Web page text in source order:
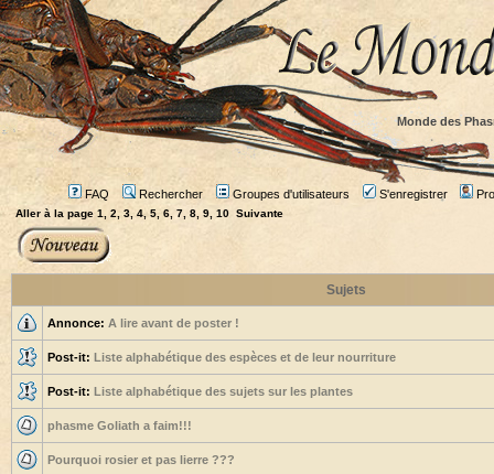
Monde des
FAQ Rechercher Groupes d'utilisateurs S'enregistrer
Aller à la page 1 2 3 4, 5 6 7 8 9 10 Suivante
Sujets
Annonce: A lire avant de poster !
Post-it: Liste alphabétique des espèces et de leur nourriture
Post-it: Liste alphabétique des sujets sur les plantes
phasme Goliath a faim!!!
Pourquoi rosier et pas lierre ???